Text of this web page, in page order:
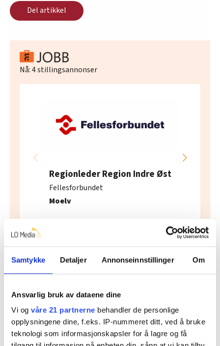
Samtykke Detaljer Annonseinnstillinger Om
Ansvarlig bruk av dataene dine
Vi og våre 21 partnerne behandler de personlige
opplysningene dine, f.eks. IP-nummeret ditt, ved å bruke
teknologi som informasjonskapsler for å lagre og få
Del artikkel
Nå:4stillingsannonser
Regionleder Region Indre Øst
Fellesforbundet
Moelv
Flere saker